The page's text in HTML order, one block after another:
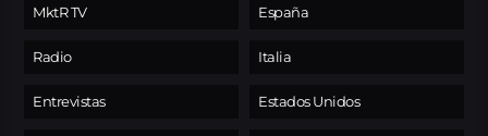
MktR TV
Radio
Entrevistas
España
Italia
Estados Unidos